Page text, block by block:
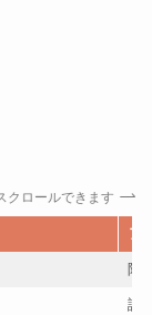
クロールできます
ア
阿
論